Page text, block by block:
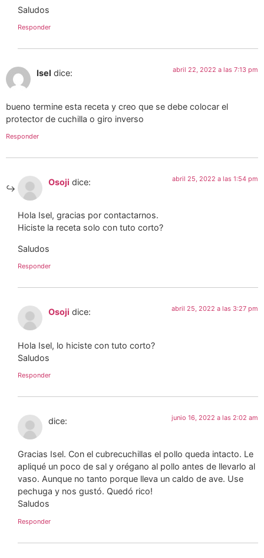
Saludos
Responder
Isel dice: abril 22, 2022 a las 7:13 pm
bueno termine esta receta y creo que se debe colocar el
protector de cuchilla o giro inverso
Responder
Osoji dice: abril 25, 2022 a las 1:54 pm
Hola Isel, gracias por contactarnos.
Hiciste la receta solo con tuto corto?
Saludos
Responder
Osoji dice: abril 25, 2022 a las 3:27 pm
Hola Isel, lo hiciste con tuto corto?
Saludos
Responder
dice: junio 16, 2022 a las 2:02 am
Gracias Isel. Con el cubrecuchillas el pollo queda intacto. Le
apliqué un poco de sal y orégano al pollo antes de llevarlo al
vaso. Aunque no tanto porque lleva un caldo de ave. Use
pechuga y nos gustó. Quedó rico!
Saludos
Responder